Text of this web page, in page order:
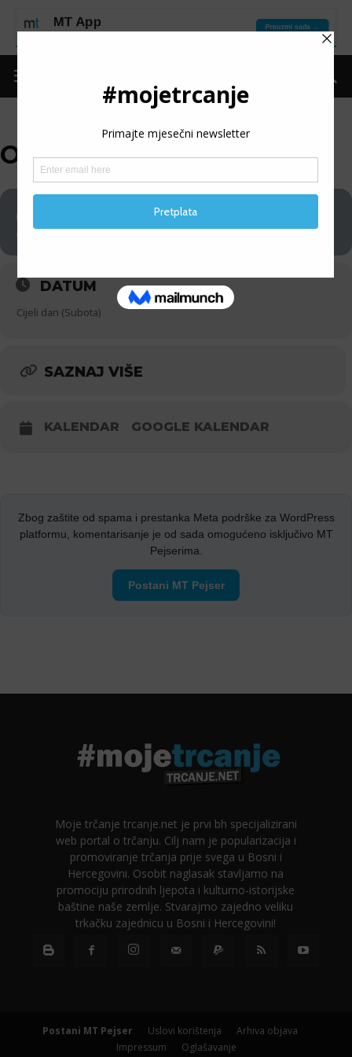
OCR ČELIČNI IZAZOV
06
06
OCR ČELIČNI IZAZOV
DATUM
Cijeli dan (Subota)
SAZNAJ VIŠE
KALENDAR GOOGLE KALENDAR
Zbog zaštite od spama i prestanka Meta podrške za WordPress
platformu, komentarisanje je od sada omogućeno isključivo MT
Pejserima.
Postani MT Pejser
Moje trčanje trcanje.net je prvi bh specijalizirani
web portal o trčanju. Cilj nam je popularizacija i
promoviranje trčanja prije svega u Bosni i
Hercegovini. Osobit naglasak stavljamo na
promociju prirodnih ljepota i kulturno-istorijske
baštine naše zemlje. Stvarajmo zajedno veliku
trkačku zajednicu u Bosni i Hercegovini!
Postani MT Pejser Uslovi korištenja
Arhiva objava
Impressum
Oglašavanje